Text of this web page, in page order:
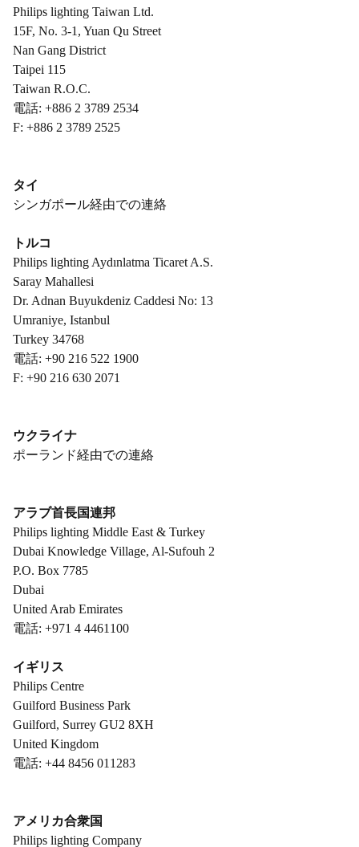
Philips lighting Taiwan Ltd.
15F, No. 3-1, Yuan Qu Street
Nan Gang District
Taipei 115
Taiwan R.O.C.
電話: +886 2 3789 2534
F: +886 2 3789 2525
タイ
シンガポール経由での連絡
トルコ
Philips lighting Aydınlatma Ticaret A.S.
Saray Mahallesi
Dr. Adnan Buyukdeniz Caddesi No: 13
Umraniye, Istanbul
Turkey 34768
電話: +90 216 522 1900
F: +90 216 630 2071
ウクライナ
ポーランド経由での連絡
アラブ首長国連邦
Philips lighting Middle East & Turkey
Dubai Knowledge Village, Al-Sufouh 2
P.O. Box 7785
Dubai
United Arab Emirates
電話: +971 4 4461100
イギリス
Philips Centre
Guilford Business Park
Guilford, Surrey GU2 8XH
United Kingdom
電話: +44 8456 011283
アメリカ合衆国
Philips lighting Company